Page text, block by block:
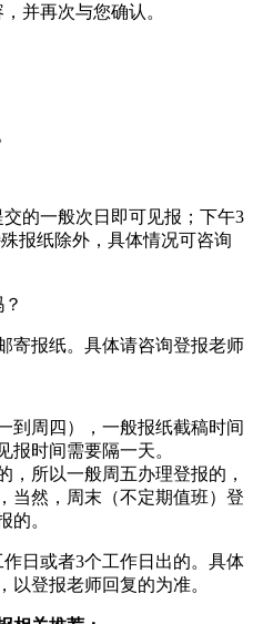
并再次与您确认。
的一般次日即可见报；下午3
报纸除外，具体情况可咨询
寄报纸。具体请咨询登报老师
到周四），一般报纸截稿时间
报时间需要隔一天。
，所以一般周五办理登报的，
当然，周末（不定期值班）登
的。
日或者3个工作日出的。具体
以登报老师回复的为准。